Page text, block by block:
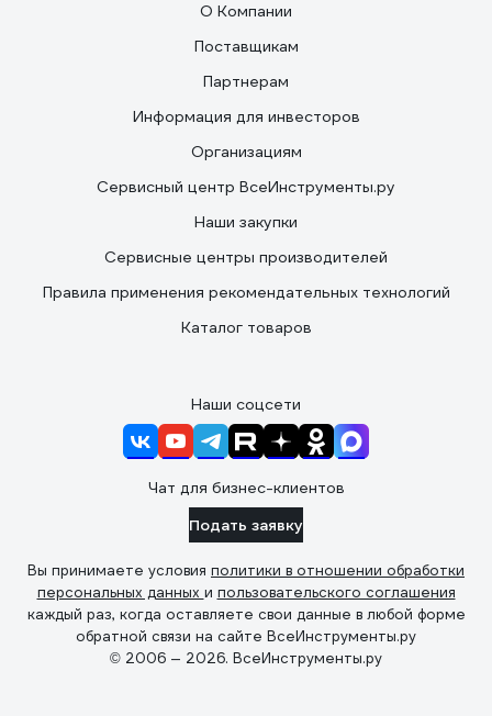
О Компании
Поставщикам
Партнерам
Информация для инвесторов
Организациям
Сервисный центр ВсеИнструменты.ру
Наши закупки
Сервисные центры производителей
Правила применения рекомендательных технологий
Каталог товаров
Наши соцсети
Чат для бизнес-клиентов
Подать заявку
Вы принимаете условия политики в отношении обработки
персональных данных и пользовательского соглашения
каждый раз, когда оставляете свои данные в любой форме
обратной связи на сайте ВсеИнструменты.ру
© 2006 — 2026. ВсеИнструменты.ру